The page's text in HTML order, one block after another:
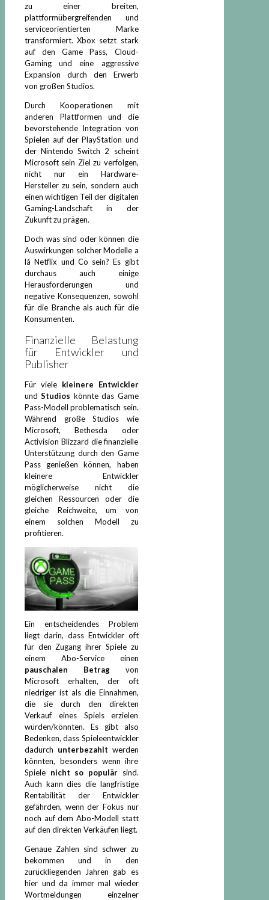
zu einer breiten,
plattformübergreifenden und
serviceorientierten Marke
transformiert. Xbox setzt stark
auf den Game Pass, Cloud-
Gaming und eine aggressive
Expansion durch den Erwerb
von großen Studios.
Durch Kooperationen mit
anderen Plattformen und die
bevorstehende Integration von
Spielen auf der PlayStation und
der Nintendo Switch 2 scheint
Microsoft sein Ziel zu verfolgen,
nicht nur ein Hardware-
Hersteller zu sein, sondern auch
einen wichtigen Teil der digitalen
Gaming-Landschaft in der
Zukunft zu prägen.
Doch was sind oder können die
Auswirkungen solcher Modelle a
lá Netflix und Co sein? Es gibt
durchaus auch einige
Herausforderungen und
negative Konsequenzen, sowohl
für die Branche als auch für die
Konsumenten.
Finanzielle Belastung
für Entwickler und
Publisher
Für vielekleinere Entwickler
undStudios könnte das Game
Pass-Modell problematisch sein.
Während große Studios wie
Microsoft, Bethesda oder
Activision Blizzard die finanzielle
Unterstützung durch den Game
Pass genießen können, haben
kleinere Entwickler
möglicherweise nicht die
gleichen Ressourcen oder die
gleiche Reichweite, um von
einem solchen Modell zu
profitieren.
Ein entscheidendes Problem
liegt darin, dass Entwickler oft
für den Zugang ihrer Spiele zu
einem Abo-Service einen
pauschalen Betragvon
Microsoft erhalten, der oft
niedriger ist als die Einnahmen,
die sie durch den direkten
Verkauf eines Spiels erzielen
würden/könnten. Es gibt also
Bedenken, dass Spieleentwickler
dadurch unterbezahlt werden
könnten, besonders wenn ihre
Spiele nicht so populärsind.
Auch kann dies die langfristige
Rentabilität der Entwickler
gefährden, wenn der Fokus nur
noch auf dem Abo-Modell statt
auf den direkten Verkäufen liegt.
Genaue Zahlen sind schwer zu
bekommen und in den
zurückliegenden Jahren gab es
hier und da immer mal wieder
Wortmeldungen einzelner